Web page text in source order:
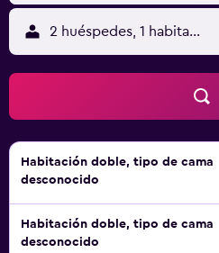
2 huéspedes, 1 habitación
Habitación doble, tipo de cama
desconocido
Habitación doble, tipo de cama
desconocido